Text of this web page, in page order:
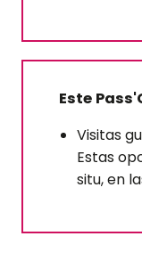
Este
Visitas
Estas
situ, en